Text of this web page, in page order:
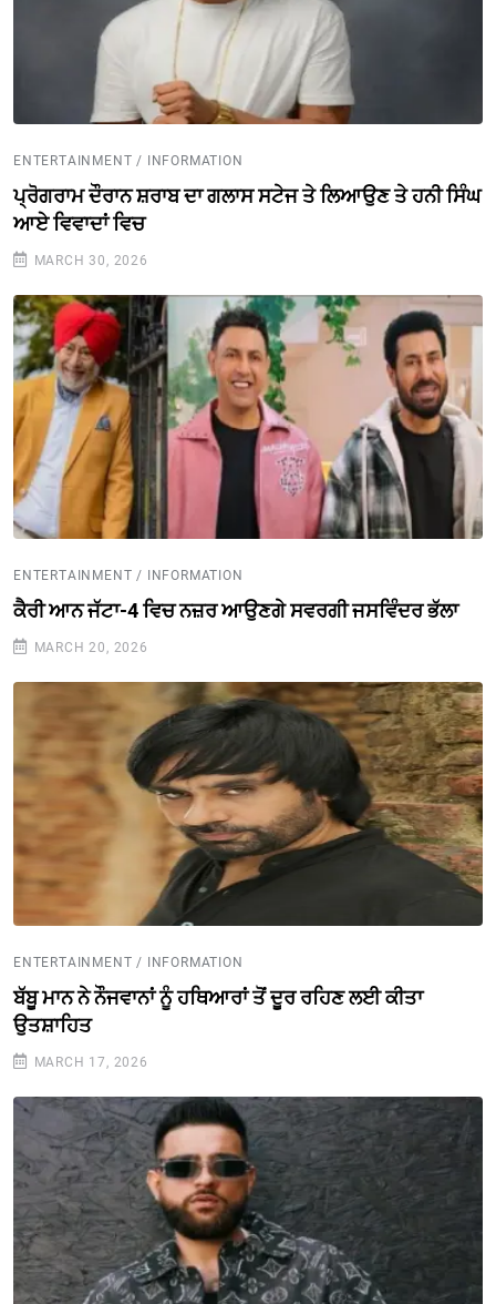
ENTERTAINMENT / INFORMATION
ਪ੍ਰੋਗਰਾਮ ਦੌਰਾਨ ਸ਼ਰਾਬ ਦਾ ਗਲਾਸ ਸਟੇਜ ਤੇ ਲਿਆਉਣ ਤੇ ਹਨੀ ਸਿੰਘ
ਆਏ ਵਿਵਾਦਾਂ ਵਿਚ
MARCH 30, 2026
ENTERTAINMENT / INFORMATION
ਕੈਰੀ ਆਨ ਜੱਟਾ-4 ਵਿਚ ਨਜ਼ਰ ਆਉਣਗੇ ਸਵਰਗੀ ਜਸਵਿੰਦਰ ਭੱਲਾ
MARCH 20, 2026
ENTERTAINMENT / INFORMATION
ਬੱਬੂ ਮਾਨ ਨੇ ਨੌਜਵਾਨਾਂ ਨੂੰ ਹਥਿਆਰਾਂ ਤੋਂ ਦੂਰ ਰਹਿਣ ਲਈ ਕੀਤਾ
ਉਤਸ਼ਾਹਿਤ
MARCH 17, 2026